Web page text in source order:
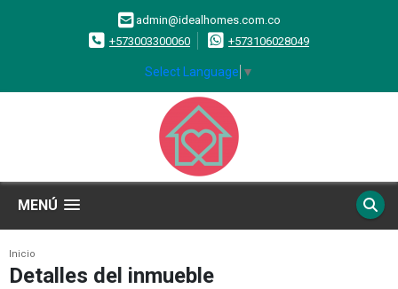
admin@idealhomes.com.co
+573003300060
+573106028049
Select Language ▼
MENÚ
Inicio
Detalles del inmueble